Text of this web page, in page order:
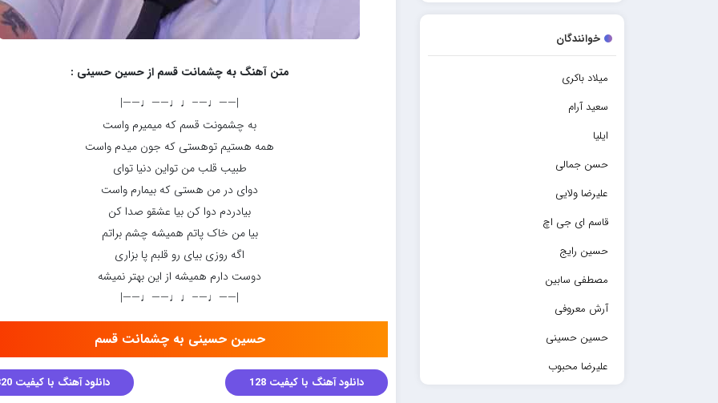
خوانندگان
میلاد باکری
سعید آرام
ایلیا
حسن جمالی
علیرضا ولایی
قاسم ای جی اچ
حسین رایج
مصطفی سابین
آرش معروفی
حسین حسینی
علیرضا محبوب
متن آهنگ به چشمانت قسم از حسین حسینی :
|——♩—–♩♩——♩——|
به چشمونت قسم که میمیرم واست
همه هستیم توهستی که جون میدم واست
طبیب قلب من تواین دنیا توای
دوای در من هستی که بیمارم واست
بیادردم دوا کن بیا عشقو صدا کن
بیا من خاک پاتم همیشه چشم براتم
اگه روزی بیای رو قلبم پا بزاری
دوست دارم همیشه از این بهتر نمیشه
|——♩—–♩♩——♩——|
حسین حسینی به چشمانت قسم
دانلود آهنگ با کیفیت 128 دانلود آهنگ با کیفیت 320